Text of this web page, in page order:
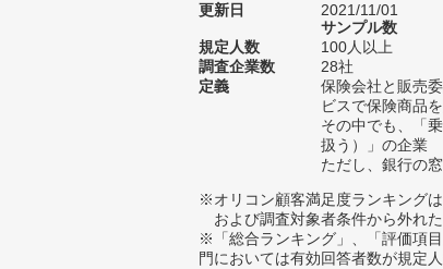
更新日
2021/11/01
サンプル数
規定人数
100人以上
調査企業数
28社
定義
保険会社と販売
ビスで保険商品
その中でも、「
扱う）」の企業
ただし、銀行の
※オリコン顧客満足度ランキング
および調査対象者条件から外れ
※「総合ランキング」、「評価項
門においては有効回答者数が規定